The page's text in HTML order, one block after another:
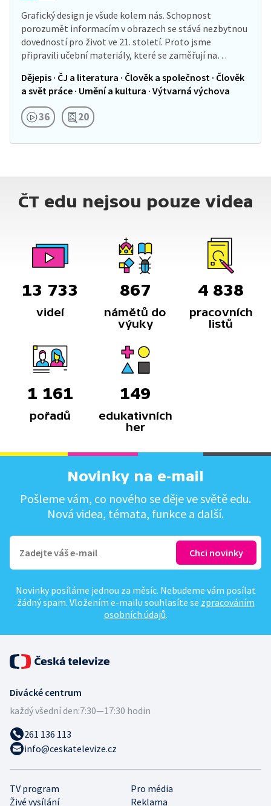
Grafický design je všude kolem nás. Schopnost
porozumět informacím v obrazech se stává nezbytnou
dovedností pro život ve 21. století. Proto jsme
připravili učební materiály, které se zaměřují na…
Dějepis · ČJ a literatura · Člověk a společnost · Člověk
a svět práce · Umění a kultura · Výtvarná výchova
36 20
ČT edu nejsou pouze videa
13 733
videí
867
námětů do
výuky
4 838
pracovních
listů
1 161
pořadů
149
edukativních
her
Novinky na e-mail
Pošleme vám, co nového se děje ve světě edu.
Nová videa, témata, funkce a další.
Novinky posíláme jednou za měsíc. Nebudeme vám posílat
žádný spam. Vložením e-mailu souhlasíte se zpracováním
osobních údajů.